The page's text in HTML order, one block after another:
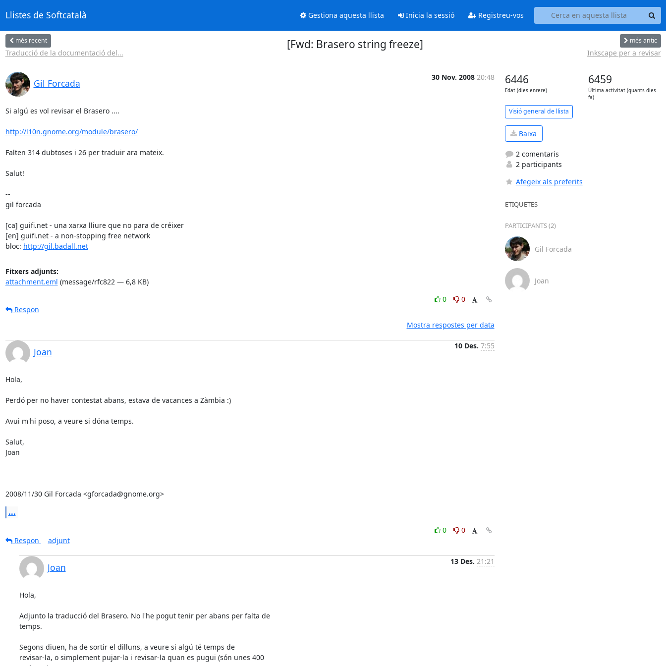
Llistes de Softcatalà Gestiona aquesta llista Inicia la sessió Registreu-vos
més recent
Traducció de la documentació del...
[Fwd: Brasero string freeze] més antic
Inkscape per a revisar
Gil Forcada
30 Nov. 2008 20:48
Si algú es vol revisar el Brasero ....
http://l10n.gnome.org/module/brasero/
Falten 314 dubtoses i 26 per traduir ara mateix.
Salut!
--
gil forcada
[ca] guifi.net - una xarxa lliure que no para de créixer
[en] guifi.net - a non-stopping free network
bloc: http://gil.badall.net
Fitxers adjunts:
attachment.eml (message/rfc822 — 6,8 KB)
0
0
Respon
Mostra respostes per data
Joan
10 Des. 7:55
Hola,
Perdó per no haver contestat abans, estava de vacances a Zàmbia :)
Avui m'hi poso, a veure si dóna temps.
Salut,
Joan
2008/11/30 Gil Forcada <gforcada@gnome.org>
...
0
0
Respon
adjunt
Joan
13 Des. 21:21
Hola,
Adjunto la traducció del Brasero. No l'he pogut tenir per abans per falta de
temps.
Segons diuen, ha de sortir el dilluns, a veure si algú té temps de
revisar-la, o simplement pujar-la i revisar-la quan es pugui (són unes 400
6446
Edat (dies enrere)
6459
Última activitat (quants dies
fa)
Visió general de llista
Baixa
2 comentaris
2 participants
Afegeix als preferits
ETIQUETES
PARTICIPANTS (2)
Gil Forcada
Joan